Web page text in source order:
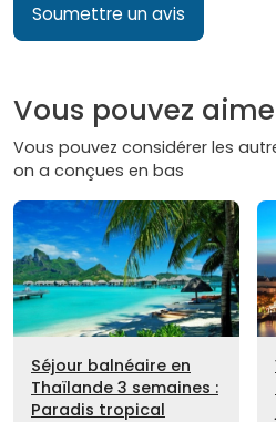
Soumettre un avis
Vous pouvez
Vous pouvez considérer les
on a conçues en bas
Séjour balnéaire en
Thaïlande 3 semaines :
Paradis tropical